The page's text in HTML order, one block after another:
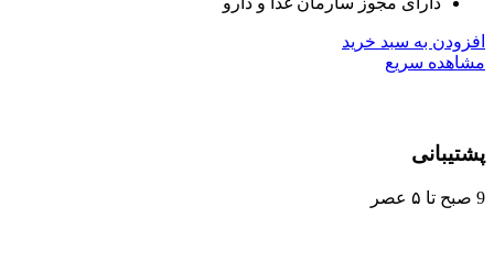
به سبد خرید
سریع